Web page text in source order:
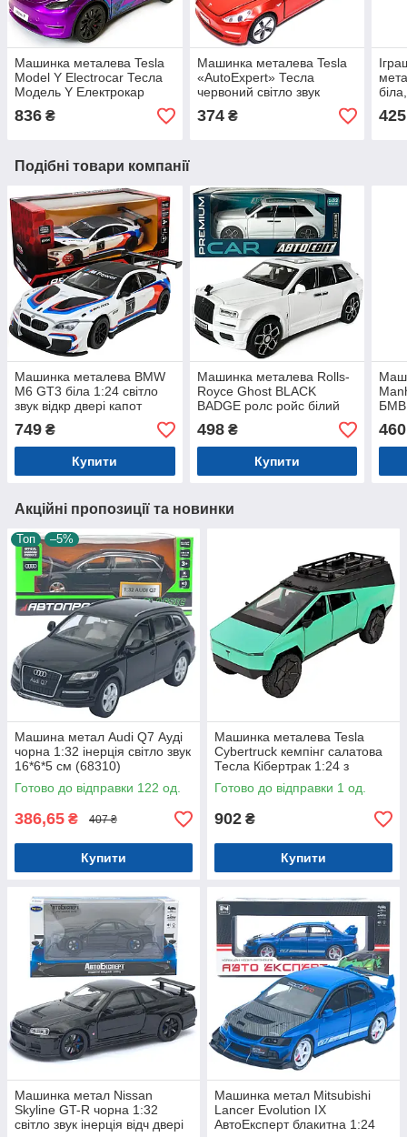
Машинка металева Tesla
Model Y Electrocar Тесла
Модель Y Електрокар
фіолетова 1:24 зарядна
станція звук світло відч
836 ₴
Машинка металева Tesla
«AutoExpert» Тесла
червоний світло звук
15*5*7 см (12803W)
374₴ 425
Подібні товари компанії
Машинка металева BMW
M6 GT3 біла 1:24 світло
звук відкр двері капот
(68255B(A))
749 ₴
Купити
Машинка металева Rolls-
Royce Ghost BLACK
BADGE ролс ройс білий
двері капот Автосвіт
1:32,15*8*5,5см
498₴
Купити
БМВ
460
Акційні пропозиції та новинки
Топ –5%
Машина метал Audi Q7 Ауді
чорна 1:32 інерція світло звук
16*6*5 см (68310)
Готово до відправки 122 од.
386,65 ₴ 407 ₴
Купити
Машинка металева Tesla
Cybertruck кемпінг салатова
Тесла Кібертрак 1:24 з
кухнею інерція звук світло
(AP7727)
Готово до відправки 1 од.
902 ₴
Купити
Машинка метал Nissan
Skyline GT-R чорна 1:32
світло звук інерція відч двері
Машинка метал Mitsubishi
Lancer Evolution IX
АвтоЕксперт блакитна 1:24